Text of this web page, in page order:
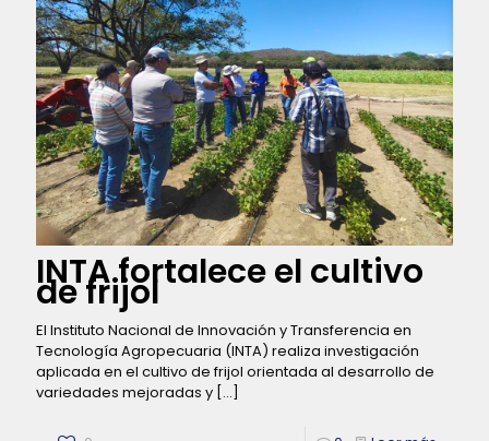
INTA fortalece el cultivo
de frijol
El Instituto Nacional de Innovación y Transferencia en
Tecnología Agropecuaria (INTA) realiza investigación
aplicada en el cultivo de frijol orientada al desarrollo de
variedades mejoradas y […]